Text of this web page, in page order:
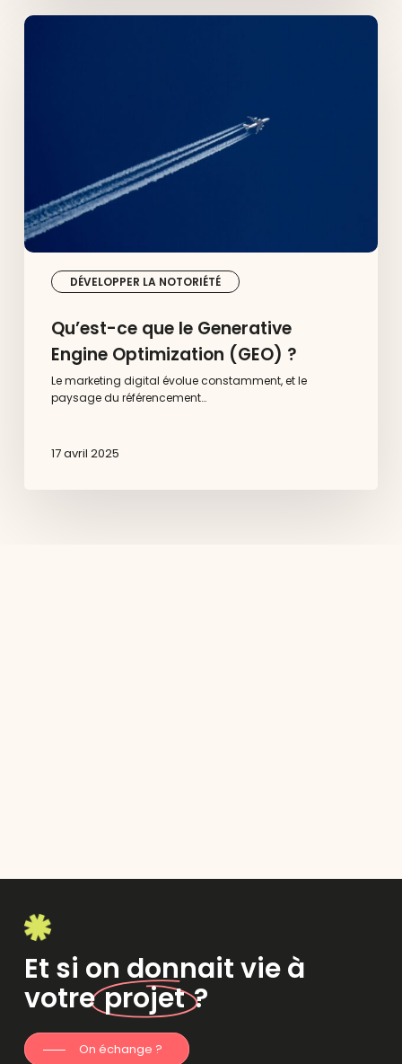
DÉVELOPPER LA NOTORIÉTÉ
Qu’est-
Qu’est-ce que le Generative
Engine Optimization (GEO) ?
Le marketing digital évolue constamment, et le
paysage du référencement…
17 avril 2025
Et si on donnait vie à
votreprojet?
On échange ?